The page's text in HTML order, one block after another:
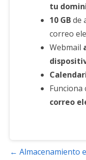
tu
10 GBde
correo
Webmail
Funciona
correo
Navegación
← Almacenamiento